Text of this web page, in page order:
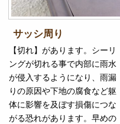
サッシ周り
【切れ】があります。シーリ
ングが切れる事で内部に雨水
が侵入するようになり、雨漏
りの原因や下地の腐食など躯
体に影響を及ぼす損傷につな
がる恐れがあります。早めの